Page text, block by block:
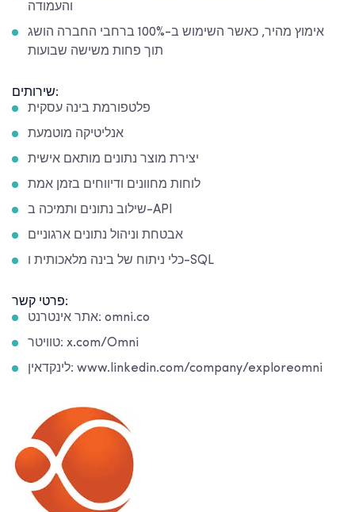
והעמודה
אימוץ מהיר, כאשר השימוש ב-100% ברחבי החברה הושג
תוך פחות משישה שבועות
שירותים:
פלטפורמת בינה עסקית
אנליטיקה מוטמעת
יצירת מוצר נתונים מותאם אישית
לוחות מחוונים ודיווחים בזמן אמת
שילוב נתונים ותמיכה ב-API
אבטחת וניהול נתונים ארגוניים
כלי ניתוח של בינה מלאכותית ו-SQL
פרטי קשר:
אתר אינטרנט: omni.co
טוויטר: x.com/Omni
לינקדאין: www.linkedin.com/company/exploreomni